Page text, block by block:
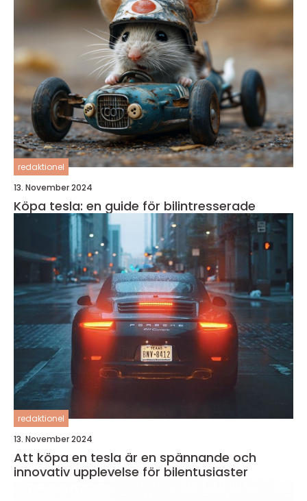
redaktionel
13. November 2024
Köpa tesla: en guide för bilintresserade
redaktionel
13. November 2024
Att köpa en tesla är en spännande och
innovativ upplevelse för bilentusiaster